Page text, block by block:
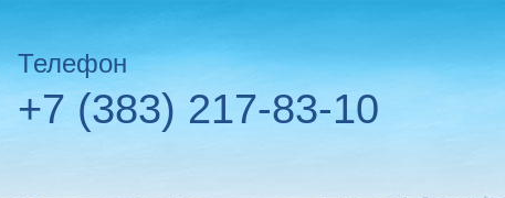
Телефон
+7 (383) 217-83-10